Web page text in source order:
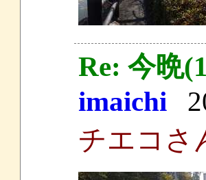
Re: 今晩
imaichi
チエコさ